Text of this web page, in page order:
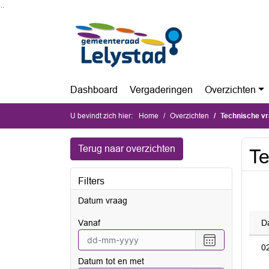
Dashboard Vergaderingen Overzichten
U bevindt zich hier: Home Overzichten Technische
Terug naar overzichten
Filters
Datum vraag
vanaf
Selecteer
een
Datum tot en met